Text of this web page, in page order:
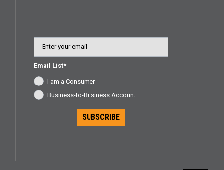
Email List*
I am a Consumer
Business-to-Business Account
SUBSCRIBE